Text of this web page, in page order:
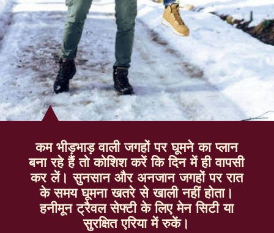
कम भीड़भाड़ वाली जगहों पर घूमने का प्लान
बना रहे हैं तो कोशिश करें कि दिन में ही वापसी
कर लें। सुनसान और अनजान जगहों पर रात
के समय घूमना खतरे से खाली नहीं होता।
हनीमून ट्रैवल सेफ्टी के लिए मेन सिटी या
सुरक्षित एरिया में रुकें।